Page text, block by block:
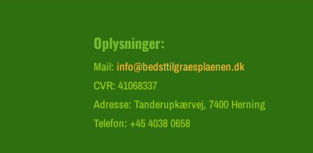
Oplysninger:
Mail: info@bedsttilgraesplaenen.dk
CVR: 41068337
Adresse: Tanderupkærvej, 7400 Herning
Telefon: +45 4038 0658